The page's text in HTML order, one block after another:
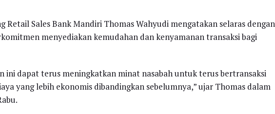
Retail Sales Bank Mandiri Thomas Wahyudi mengatakan selaras dengan
menyediakan kemudahan dan kenyamanan transaksi bagi
ini dapat terus meningkatkan minat nasabah untuk terus bertransaksi
yang lebih ekonomis dibandingkan sebelumnya,” ujar Thomas dalam